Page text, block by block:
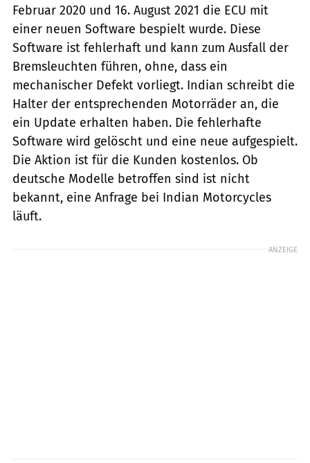
Februar 2020 und 16. August 2021 die ECU mit
einer neuen Software bespielt wurde. Diese
Software ist fehlerhaft und kann zum Ausfall der
Bremsleuchten führen, ohne, dass ein
mechanischer Defekt vorliegt. Indian schreibt die
Halter der entsprechenden Motorräder an, die
ein Update erhalten haben. Die fehlerhafte
Software wird gelöscht und eine neue aufgespielt.
Die Aktion ist für die Kunden kostenlos. Ob
deutsche Modelle betroffen sind ist nicht
bekannt, eine Anfrage bei Indian Motorcycles
läuft.
ANZEIGE